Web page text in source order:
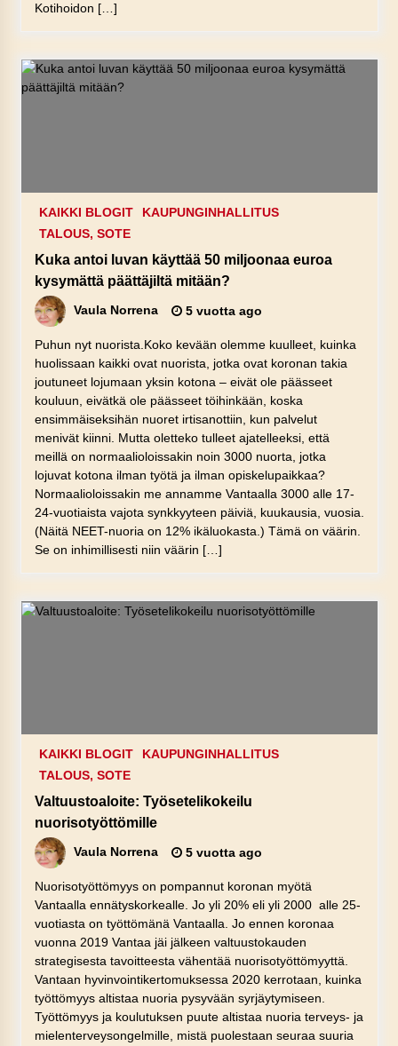
Kotihoidon […]
KAIKKI BLOGIT
KAUPUNGINHALLITUS
TALOUS, SOTE
Kuka antoi luvan käyttää 50 miljoonaa euroa
kysymättä päättäjiltä mitään?
Vaula Norrena 5 vuotta ago
Puhun nyt nuorista.Koko kevään olemme kuulleet, kuinka
huolissaan kaikki ovat nuorista, jotka ovat koronan takia
joutuneet lojumaan yksin kotona – eivät ole päässeet
kouluun, eivätkä ole päässeet töihinkään, koska
ensimmäiseksihän nuoret irtisanottiin, kun palvelut
menivät kiinni. Mutta oletteko tulleet ajatelleeksi, että
meillä on normaalioloissakin noin 3000 nuorta, jotka
lojuvat kotona ilman työtä ja ilman opiskelupaikkaa?
Normaalioloissakin me annamme Vantaalla 3000 alle 17-
24-vuotiaista vajota synkkyyteen päiviä, kuukausia, vuosia.
(Näitä NEET-nuoria on 12% ikäluokasta.) Tämä on väärin.
Se on inhimillisesti niin väärin […]
KAIKKI BLOGIT
KAUPUNGINHALLITUS
TALOUS, SOTE
Valtuustoaloite: Työsetelikokeilu
nuorisotyöttömille
Vaula Norrena 5 vuotta ago
Nuorisotyöttömyys on pompannut koronan myötä
Vantaalla ennätyskorkealle. Jo yli 20% eli yli 2000 alle 25-
vuotiasta on työttömänä Vantaalla. Jo ennen koronaa
vuonna 2019 Vantaa jäi jälkeen valtuustokauden
strategisesta tavoitteesta vähentää nuorisotyöttömyyttä.
Vantaan hyvinvointikertomuksessa 2020 kerrotaan, kuinka
työttömyys altistaa nuoria pysyvään syrjäytymiseen.
Työttömyys ja koulutuksen puute altistaa nuoria terveys- ja
mielenterveysongelmille, mistä puolestaan seuraa suuria